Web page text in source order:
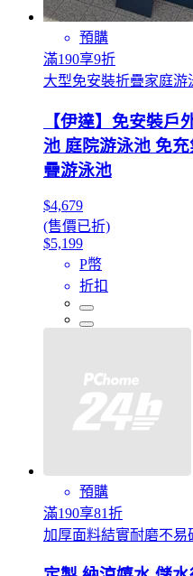
預購
滿190享9折
大型免安裝折疊家庭游
【伊達】免安裝戶
池 庭院游泳池 免
疊游泳池
$4,679
(售價已折)
$5,199
P幣
折扣
預購
滿190享81折
加厚面料結實耐磨不易